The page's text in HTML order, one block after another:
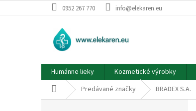
na
0952 267 770 info@elekaren.eu
Humánne lieky Kozmetické výrobky
DomovPredávané značky BRADEX S.A.